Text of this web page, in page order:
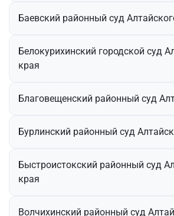
Баевский районный суд
Белокурихинский городской суд
края
Благовещенский районный суд
Бурлинский районный суд
Быстроистокский районный суд
края
Волчихинский районный суд